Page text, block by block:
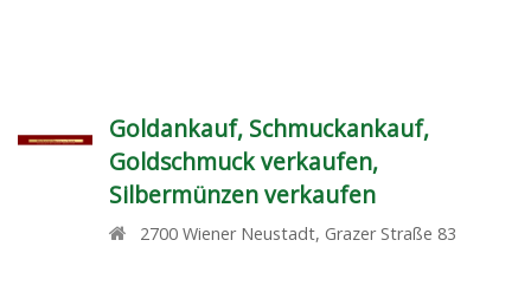
Goldankauf, Schmuckankauf,
Goldschmuck verkaufen,
Silbermünzen verkaufen
2700 Wiener Neustadt, Grazer Straße 83